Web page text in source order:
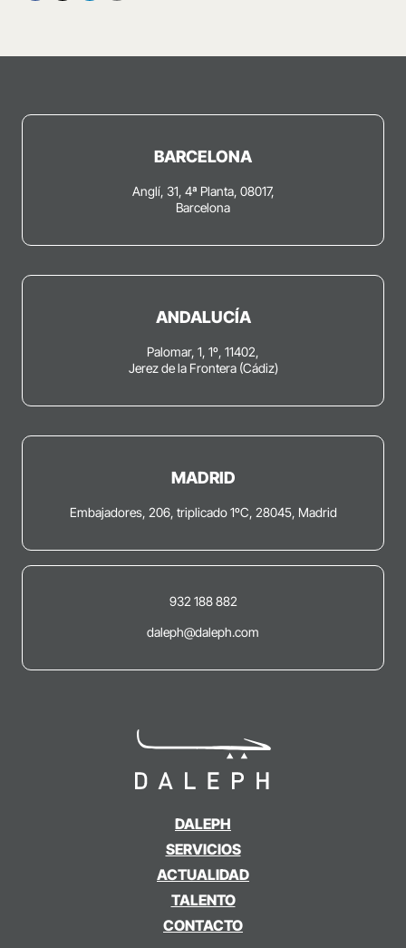
DALEPH
SERVICIOS
ACTUALIDAD
TALENTO
CONTACTO
BARCELONA
Anglí, 31, 4ª Planta, 08017,
Barcelona
ANDALUCÍA
Palomar, 1, 1º, 11402,
Jerez de la Frontera (Cádiz)
MADRID
Embajadores, 206, triplicado 1ºC, 28045, Madrid
932 188 882
daleph@daleph.com